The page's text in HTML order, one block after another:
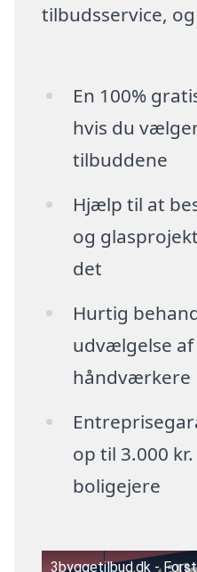
tilbudsservice,
En 100%
hvis du
tilbuddene
Hjælp til at
og
det
Hurtig
udvælgelse
håndværkere
op til 3.000
boligejere
3byggetilbud.dk -